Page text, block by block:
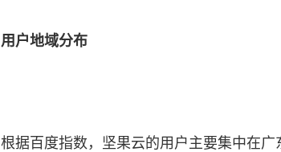
用户地域分布
根据百度指数，坚果云的用户主要集中在